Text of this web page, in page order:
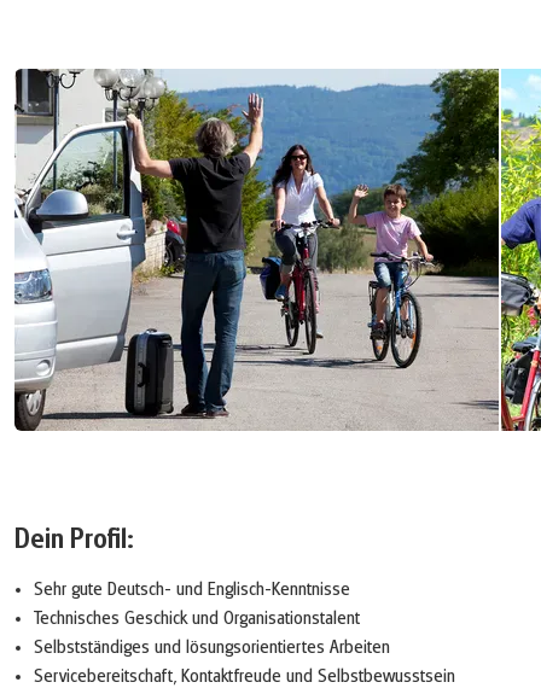
Dein Profil:
Sehr gute Deutsch- und Englisch-Kenntnisse
Technisches Geschick und Organisationstalent
Selbstständiges und lösungsorientiertes Arbeiten
Servicebereitschaft, Kontaktfreude und Selbstbewusstsein